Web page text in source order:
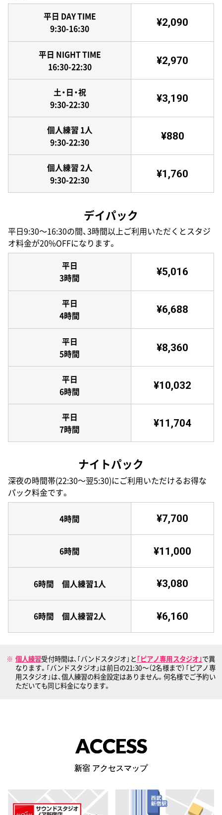
平日 DAY TIME
9:30-16:30
¥2,090
平日 NIGHT TIME
16:30-22:30
¥2,970
土・日・祝
9:30-22:30
¥3,190
個人練習 1人
9:30-22:30
¥880
個人練習 2人
9:30-22:30
¥1,760
デイパック
平日9:30〜16:30の間、3時間以上ご利用いただくとスタジ
オ料金が20%OFFになります。
平日
3時間
¥5,016
平日
4時間
¥6,688
平日
5時間
¥8,360
平日
6時間
¥10,032
平日
7時間
¥11,704
ナイトパック
深夜の時間帯(22:30〜翌5:30)にご利用いただけるお得な
パック料金です。
4時間 ¥7,700
6時間 ¥11,000
6時間 個人練習1人 ¥3,080
6時間 個人練習2人 ¥6,160
個人練習受付時間は、｢バンドスタジオ｣と ｢ピアノ専用スタジオ｣で異
なります。｢バンドスタジオ」は前日の21:30〜（2名様まで）｢ピアノ専
用スタジオ｣は、個人練習の料金設定はありません。何名様でご予約い
ただいても同じ料金になります。
ACCESS
新宿 アクセスマップ